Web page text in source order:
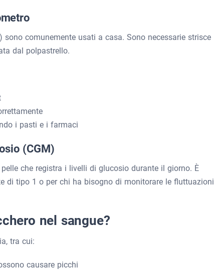
comunemente usati a casa. Sono necessarie strisce
dal polpastrello.
i pasti e i farmaci
(CGM)
che registra i livelli di glucosio durante il giorno. È
di tipo 1 o per chi ha bisogno di monitorare le fluttuazioni
nel sangue?
tra cui:
causare picchi